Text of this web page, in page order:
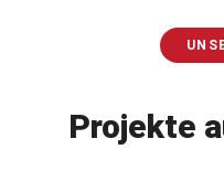
Projekte